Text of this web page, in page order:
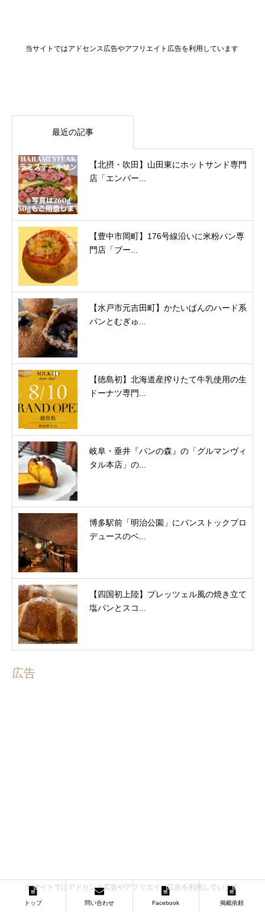
当サイトではアドセンス広告やアフリエイト広告を利用しています
最近の記事
【北摂・吹田】山田東にホットサンド専門
店「エンバー...
【豊中市岡町】176号線沿いに米粉パン専
門店「ブー...
【水戸市元吉田町】かたいぱんのハード系
パンとむぎゅ...
【徳島初】北海道産搾りたて牛乳使用の生
ドーナツ専門...
岐阜・垂井『パンの森』の「グルマンヴィ
タル本店」の...
博多駅前「明治公園」にパンストックプロ
デュースのベ...
【四国初上陸】プレッツェル風の焼き立て
塩パンとスコ...
広告
当サイトではアドセンス広告やアフリエイト広告を利用しています
トップ 問い合わせ Facebook 掲載依頼